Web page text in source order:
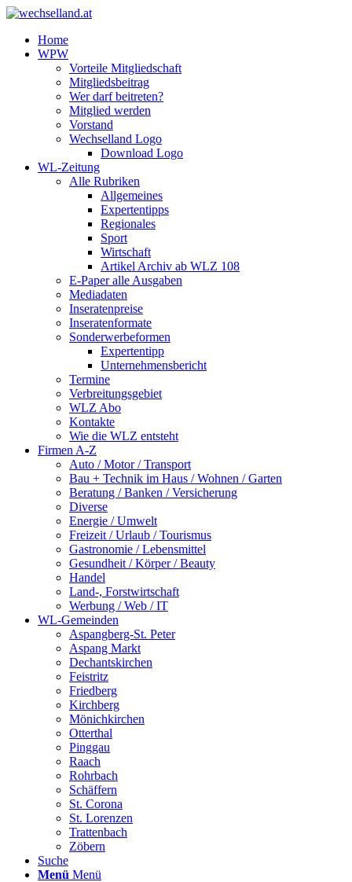
Home
WPW
Vorteile Mitgliedschaft
Mitgliedsbeitrag
Wer darf beitreten?
Mitglied werden
Vorstand
Wechselland Logo
Download Logo
WL-Zeitung
Alle Rubriken
Allgemeines
Expertentipps
Regionales
Sport
Wirtschaft
Artikel Archiv ab WLZ 108
E-Paper alle Ausgaben
Mediadaten
Inseratenpreise
Inseratenformate
Sonderwerbeformen
Expertentipp
Unternehmensbericht
Termine
Verbreitungsgebiet
WLZ Abo
Kontakte
Wie die WLZ entsteht
Firmen A-Z
Auto / Motor / Transport
Bau + Technik im Haus / Wohnen / Garten
Beratung / Banken / Versicherung
Diverse
Energie / Umwelt
Freizeit / Urlaub / Tourismus
Gastronomie / Lebensmittel
Gesundheit / Körper / Beauty
Handel
Land-, Forstwirtschaft
Werbung / Web / IT
WL-Gemeinden
Aspangberg-St. Peter
Aspang Markt
Dechantskirchen
Feistritz
Friedberg
Kirchberg
Mönichkirchen
Otterthal
Pinggau
Raach
Rohrbach
Schäffern
St. Corona
St. Lorenzen
Trattenbach
Zöbern
Suche
Menü Menü